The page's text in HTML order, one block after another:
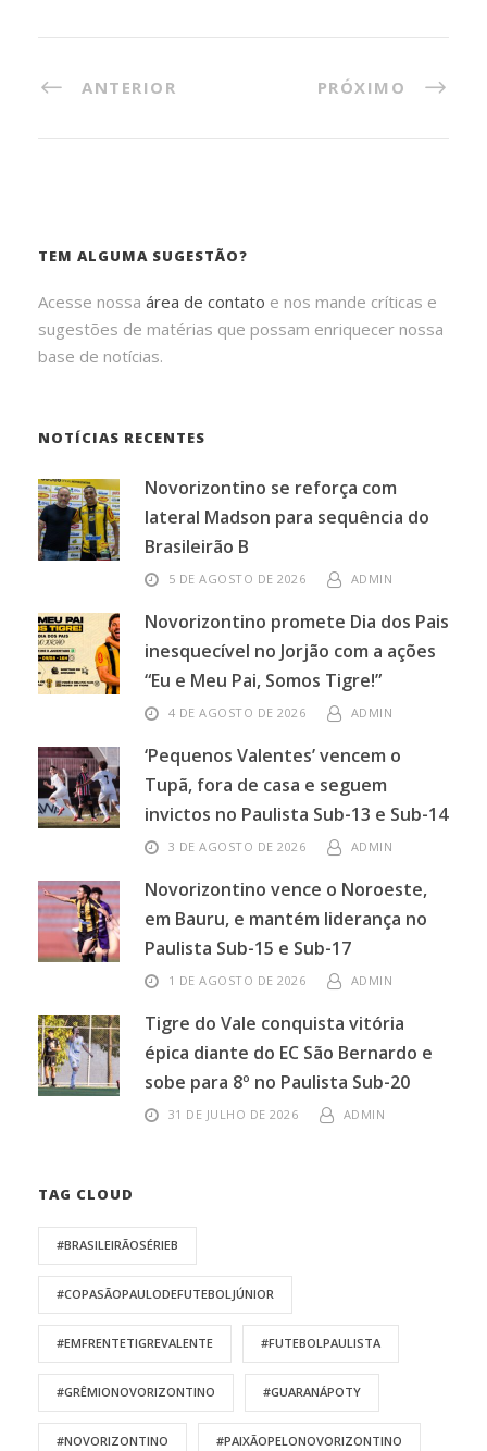
ANTERIOR PRÓXIMO
TEM ALGUMA SUGESTÃO?
Acesse nossa área de contato e nos mande críticas e
sugestões de matérias que possam enriquecer nossa
base de notícias.
NOTÍCIAS RECENTES
Novorizontino se reforça com
lateral Madson para sequência do
Brasileirão B
5 DE AGOSTO DE 2026 ADMIN
Novorizontino promete Dia dos Pais
inesquecível no Jorjão com a ações
“Eu e Meu Pai, Somos Tigre!”
4 DE AGOSTO DE 2026 ADMIN
‘Pequenos Valentes’ vencem o
Tupã, fora de casa e seguem
invictos no Paulista Sub-13 e Sub-14
3 DE AGOSTO DE 2026 ADMIN
Novorizontino vence o Noroeste,
em Bauru, e mantém liderança no
Paulista Sub-15 e Sub-17
1 DE AGOSTO DE 2026 ADMIN
Tigre do Vale conquista vitória
épica diante do EC São Bernardo e
sobe para 8º no Paulista Sub-20
31 DE JULHO DE 2026 ADMIN
TAG CLOUD
#BRASILEIRÃOSÉRIEB
#COPASÃOPAULODEFUTEBOLJÚNIOR
#EMFRENTETIGREVALENTE #FUTEBOLPAULISTA
#GRÊMIONOVORIZONTINO #GUARANÁPOTY
#NOVORIZONTINO #PAIXÃOPELONOVORIZONTINO